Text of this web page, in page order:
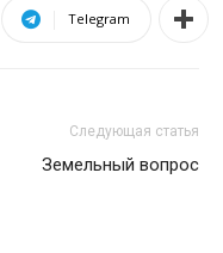
Telegram
Следующая статья
Земельный вопрос